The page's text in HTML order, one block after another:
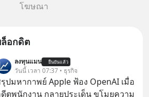
โฆษณา
อกดิต
ลงทุนแมน ยืนยันแล้ว
วันนี้ เวลา 07:37 • ธุรกิจ
ปมหากาพย์ Apple ฟ้อง OpenAI เมื่อ
ตพนักงาน กลายประเด็น ขโมยความ